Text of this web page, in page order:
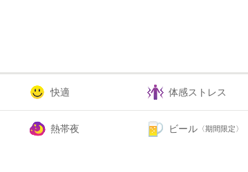
快適 体感ストレス
熱帯夜 ビール 〈期間限定〉